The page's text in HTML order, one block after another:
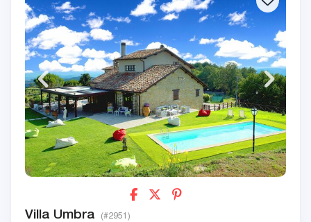
Villa Umbra (#2951)